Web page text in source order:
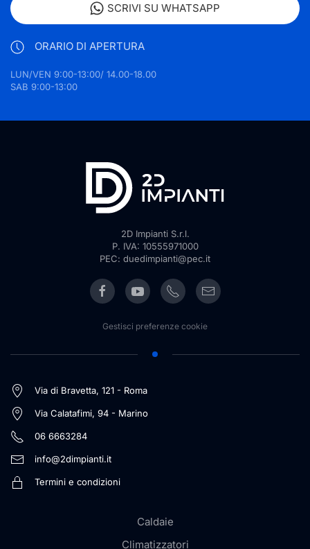
SCRIVI SU WHATSAPP
ORARIO DI APERTURA
LUN/VEN 9:00-13:00/ 14.00-18.00
SAB 9:00-13:00
2D Impianti S.r.l.
P. IVA: 10555971000
PEC: duedimpianti@pec.it
Gestisci preferenze cookie
Via di Bravetta, 121 - Roma
Via Calatafimi, 94 - Marino
06 6663284
info@2dimpianti.it
Termini e condizioni
Caldaie
Climatizzatori